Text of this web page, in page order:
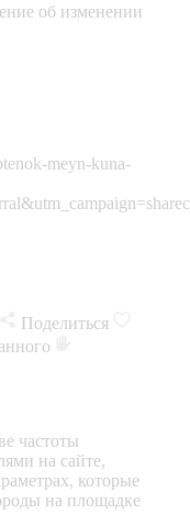
об изменении
meyn-kuna-
Поделиться
частоты
на сайте,
которые
на площадке